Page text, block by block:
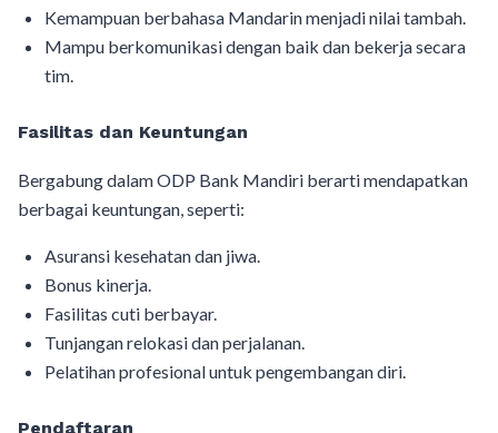
Kemampuan berbahasa Mandarin menjadi nilai tambah.
Mampu berkomunikasi dengan baik dan bekerja secara
tim.
Fasilitas dan Keuntungan
Bergabung dalam ODP Bank Mandiri berarti mendapatkan
berbagai keuntungan, seperti:
Asuransi kesehatan dan jiwa.
Bonus kinerja.
Fasilitas cuti berbayar.
Tunjangan relokasi dan perjalanan.
Pelatihan profesional untuk pengembangan diri.
Pendaftaran